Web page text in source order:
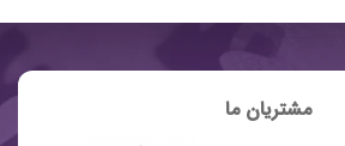
مشتریان ما